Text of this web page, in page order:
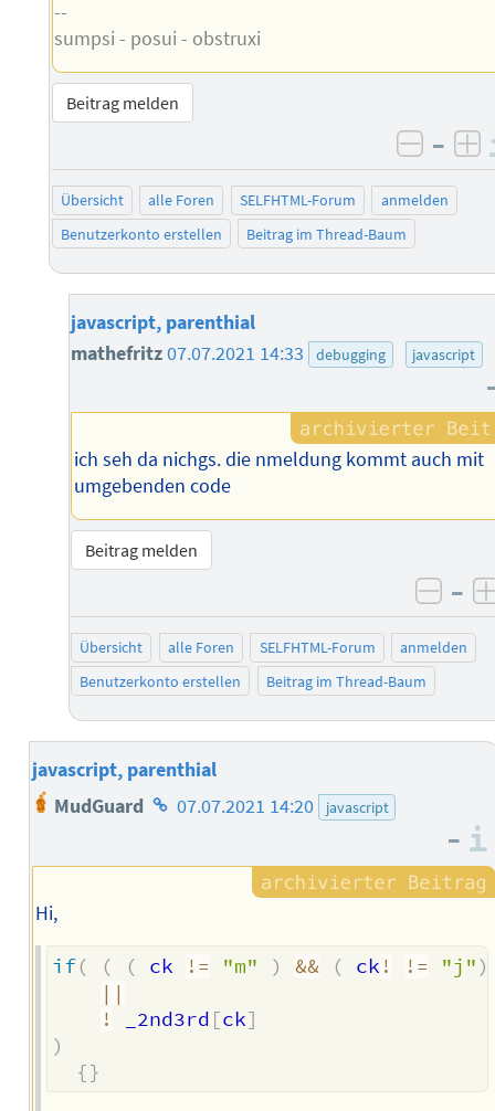
--
sumpsi - posui - obstruxi
Beitrag melden
–
Übersicht alle Foren SELFHTML-Forum
anmelden
Benutzerkonto erstellen
Beitrag im Thread-Baum
javascript, parenthial
mathefritz07.07.2021 14:33 debugging javascript
ich seh da nichgs. die nmeldung kommt auch mit
umgebenden code
Beitrag melden
–
Übersicht alle Foren SELFHTML-Forum
anmelden
Benutzerkonto erstellen
Beitrag im Thread-Baum
javascript, parenthial
MudGuard Homepage
Autors
07.07.2021 14:20 javascript
–
Hi,
if( ( ( ck != "m" ) && ( ck ! != "j")
||
!
_2nd3rd [ck]
)
{}